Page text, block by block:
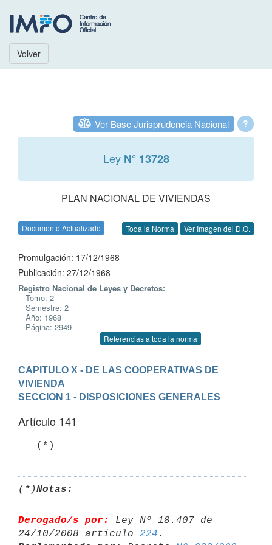
Volver
?
Ver Base Jurisprudencia Nacional
Ley N° 13728
PLAN NACIONAL DE VIVIENDAS
Documento Actualizado Toda la Norma Ver Imagen del D.O.
Promulgación: 17/12/1968
Publicación: 27/12/1968
Registro Nacional de Leyes y Decretos:
Tomo: 2
Semestre: 2
Año: 1968
Página: 2949
Referencias a toda la norma
CAPITULO X - DE LAS COOPERATIVAS DE
VIVIENDA
SECCION 1 - DISPOSICIONES GENERALES
Artículo 141
   (*)
(*)Notas:
Derogado/s por:
Ley Nº 18.407 de
24/10/2008 artículo 224